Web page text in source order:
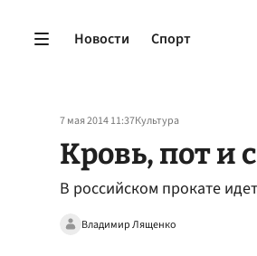
Новости Спорт
7 мая 2014 11:37Культура
Кровь, пот и
В российском прокате
Владимир Лященко